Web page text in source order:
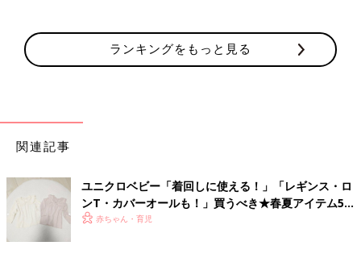
ランキングをもっと見る
関連記事
ユニクロベビー「着回しに使える！」「レギンス・ロ
ンT・カバーオールも！」買うべき★春夏アイテム5
選 赤ちゃん・育児